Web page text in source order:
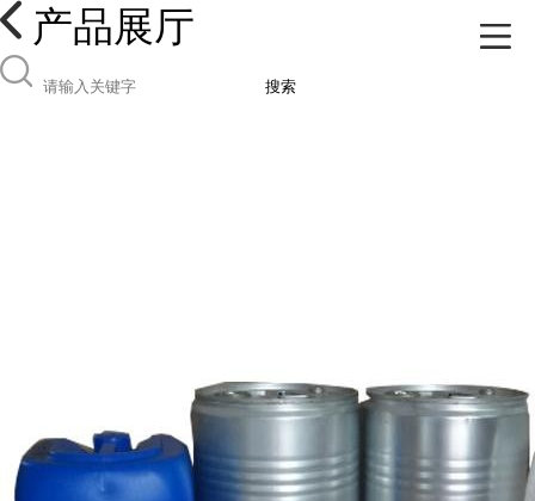
产品展厅
搜索